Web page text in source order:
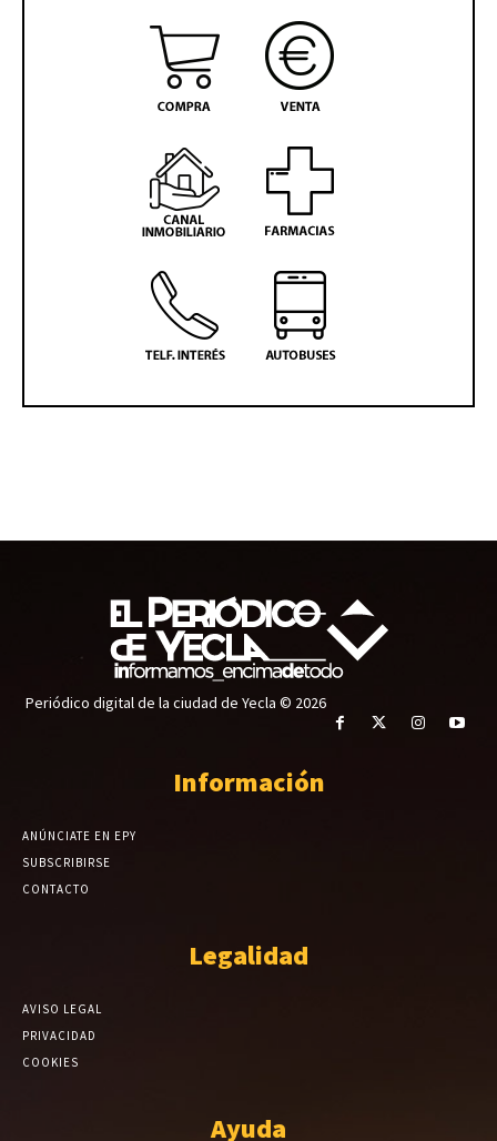
Periódico digital de la ciudad de Yecla © 2026
Información
ANÚNCIATE EN EPY
SUBSCRIBIRSE
CONTACTO
Legalidad
AVISO LEGAL
PRIVACIDAD
COOKIES
Ayuda